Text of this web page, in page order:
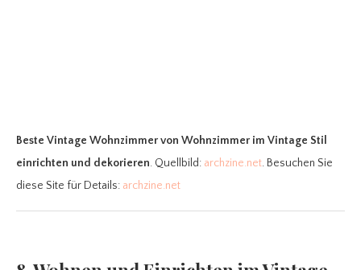
Beste Vintage Wohnzimmervon Wohnzimmer im Vintage Stil
einrichten und dekorieren. Quellbild: archzine.net. Besuchen Sie
diese Site für Details: archzine.net